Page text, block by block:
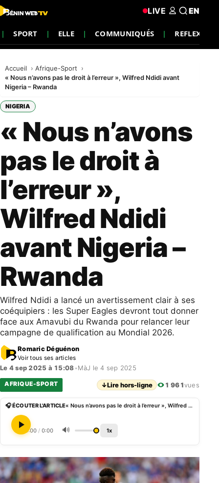
SPORT ELLE COMMUNIQUÉS REFLEXION
LIVE EN
Accueil
Afrique-Sport
« Nous n’avons pas le droit à l’erreur », Wilfred Ndidi avant
Nigeria – Rwanda
NIGERIA
« Nous n’avons
pas le droit à
l’erreur »,
Wilfred Ndidi
avant Nigeria –
Rwanda
Wilfred Ndidi a lancé un avertissement clair à ses
coéquipiers : les Super Eagles devront tout donner
face aux Amavubi du Rwanda pour relancer leur
campagne de qualification au Mondial 2026.
Romaric Déguénon
Voir tous ses articles
Le 4 sep 2025 à 15:08•MàJ le 4 sep 2025
AFRIQUE-SPORT ↓Lire hors-ligne 1 961vues
🎧 ÉCOUTER L'ARTICLE « Nous n’avons pas le droit à l’erreur », Wilfred Ndidi avant Nigeria – Rwanda
0:00 / 0:00 🔊 1x